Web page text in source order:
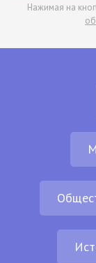
Нажимая на